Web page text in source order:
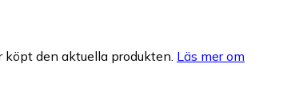
köpt den aktuella produkten. Läs mer om